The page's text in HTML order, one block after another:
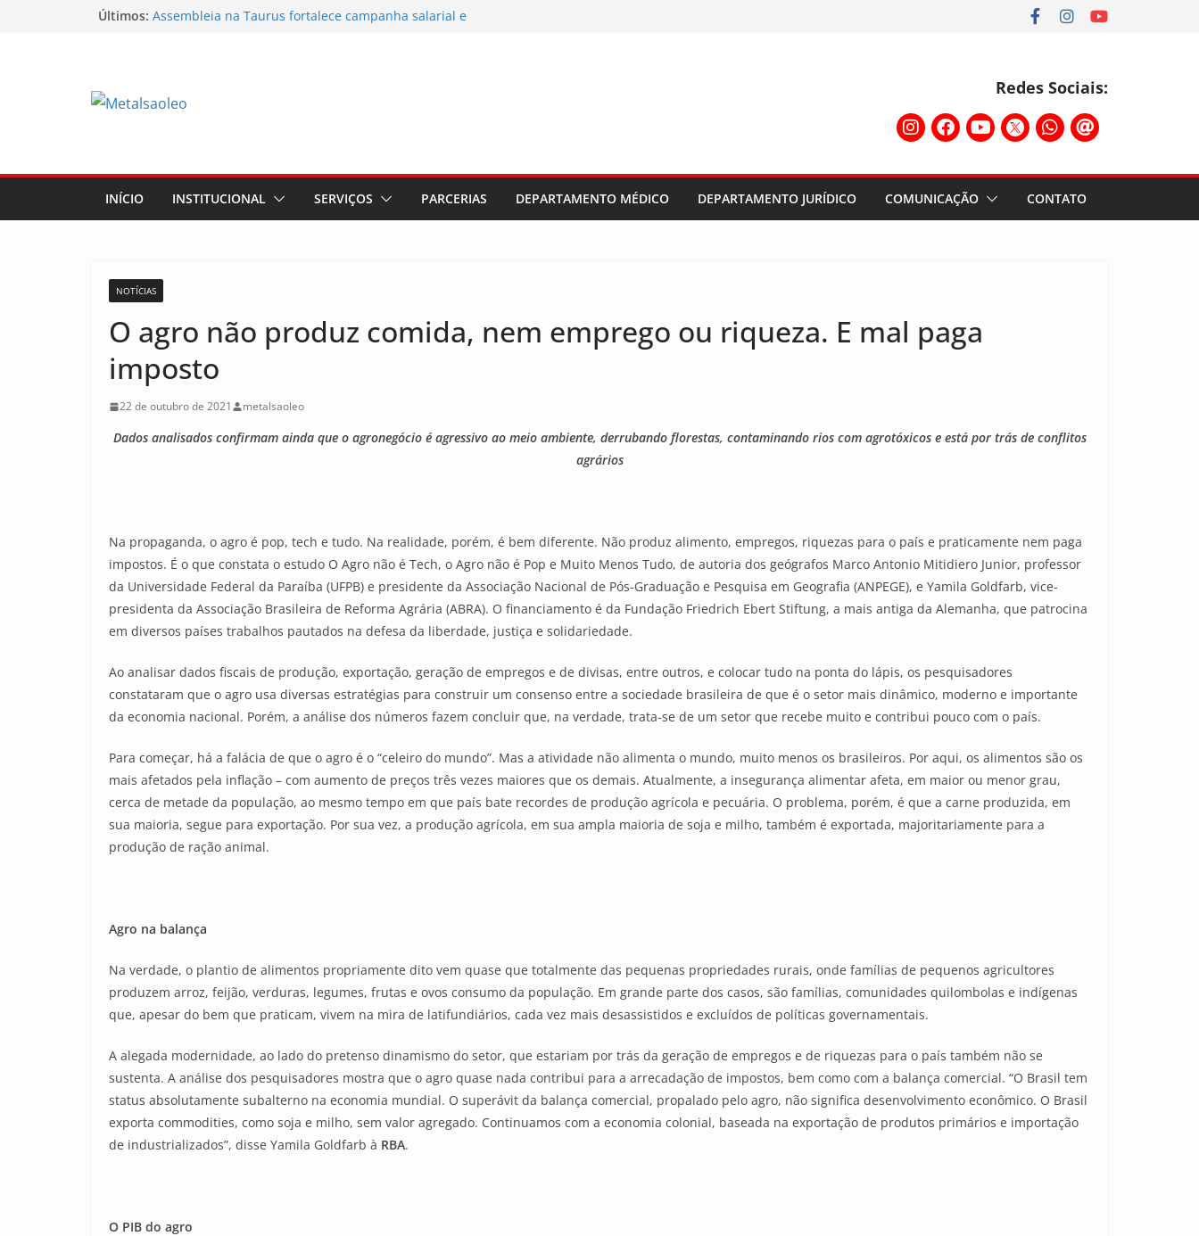
Últimos: Assembleia na Taurus fortalece campanha salarial e
Temporal destelha Ginásio Bigornão
Redes Sociais:
INÍCIO INSTITUCIONAL SERVIÇOS PARCERIAS DEPARTAMENTO MÉDICO DEPARTAMENTO JURÍDICO COMUNICAÇÃO CONTATO
NOTÍCIAS
O agro não produz comida, nem emprego ou riqueza. E mal paga
imposto
22 de outubro de 2021 metalsaoleo
Dados analisados confirmam ainda que o agronegócio é agressivo ao meio ambiente, derrubando florestas, contaminando rios com agrotóxicos e está por trás de conflitos
agrários
Na propaganda, o agro é pop, tech e tudo. Na realidade, porém, é bem diferente. Não produz alimento, empregos, riquezas para o país e praticamente nem paga
impostos. É o que constata o estudo O Agro não é Tech, o Agro não é Pop e Muito Menos Tudo, de autoria dos geógrafos Marco Antonio Mitidiero Junior, professor
da Universidade Federal da Paraíba (UFPB) e presidente da Associação Nacional de Pós-Graduação e Pesquisa em Geografia (ANPEGE), e Yamila Goldfarb, vice-
presidenta da Associação Brasileira de Reforma Agrária (ABRA). O financiamento é da Fundação Friedrich Ebert Stiftung, a mais antiga da Alemanha, que patrocina
em diversos países trabalhos pautados na defesa da liberdade, justiça e solidariedade.
Ao analisar dados fiscais de produção, exportação, geração de empregos e de divisas, entre outros, e colocar tudo na ponta do lápis, os pesquisadores
constataram que o agro usa diversas estratégias para construir um consenso entre a sociedade brasileira de que é o setor mais dinâmico, moderno e importante
da economia nacional. Porém, a análise dos números fazem concluir que, na verdade, trata-se de um setor que recebe muito e contribui pouco com o país.
Para começar, há a falácia de que o agro é o “celeiro do mundo”. Mas a atividade não alimenta o mundo, muito menos os brasileiros. Por aqui, os alimentos são os
mais afetados pela inflação – com aumento de preços três vezes maiores que os demais. Atualmente, a insegurança alimentar afeta, em maior ou menor grau,
cerca de metade da população, ao mesmo tempo em que país bate recordes de produção agrícola e pecuária. O problema, porém, é que a carne produzida, em
sua maioria, segue para exportação. Por sua vez, a produção agrícola, em sua ampla maioria de soja e milho, também é exportada, majoritariamente para a
produção de ração animal.
Agro na balança
Na verdade, o plantio de alimentos propriamente dito vem quase que totalmente das pequenas propriedades rurais, onde famílias de pequenos agricultores
produzem arroz, feijão, verduras, legumes, frutas e ovos consumo da população. Em grande parte dos casos, são famílias, comunidades quilombolas e indígenas
que, apesar do bem que praticam, vivem na mira de latifundiários, cada vez mais desassistidos e excluídos de políticas governamentais.
A alegada modernidade, ao lado do pretenso dinamismo do setor, que estariam por trás da geração de empregos e de riquezas para o país também não se
sustenta. A análise dos pesquisadores mostra que o agro quase nada contribui para a arrecadação de impostos, bem como com a balança comercial. “O Brasil tem
status absolutamente subalterno na economia mundial. O superávit da balança comercial, propalado pelo agro, não significa desenvolvimento econômico. O Brasil
exporta commodities, como soja e milho, sem valor agregado. Continuamos com a economia colonial, baseada na exportação de produtos primários e importação
de industrializados”, disse Yamila Goldfarb à RBA.
O PIB do agro